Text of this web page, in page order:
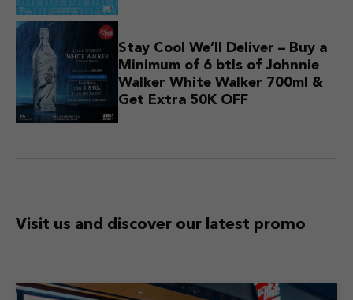
Stay Cool We’ll Deliver – Buy a
Minimum of 6 btls of Johnnie
Walker White Walker 700ml &
Get Extra 50K OFF
Visit us and discover our latest promo